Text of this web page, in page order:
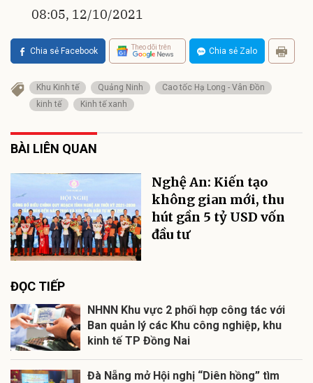
08:05, 12/10/2021
Chia sẻ Facebook Theo dõi trên Chia sẻ Zalo
Khu Kinh tế Quảng Ninh
Cao tốc Hạ Long - Vân Đồn
kinh tế
Kinh tế xanh
BÀI LIÊN QUAN
Nghệ An: Kiến tạo
không gian mới, thu
hút gần 5 tỷ USD vốn
đầu tư
ĐỌC TIẾP
NHNN Khu vực 2 phối hợp công tác với
Ban quản lý các Khu công nghiệp, khu
kinh tế TP Đồng Nai
Đà Nẵng mở Hội nghị “Diên hồng” tìm